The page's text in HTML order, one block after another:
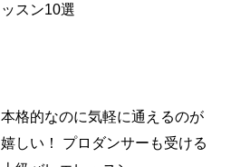
ッスン10選
本格的なのに気軽に通えるのが
嬉しい！ プロダンサーも受ける